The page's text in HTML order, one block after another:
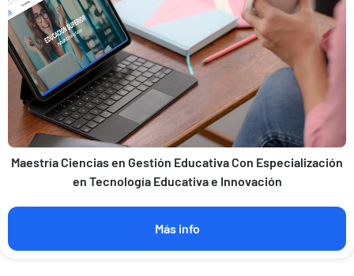
Maestría Ciencias en Gestión Educativa Con Especialización
en Tecnología Educativa e Innovación
Más info